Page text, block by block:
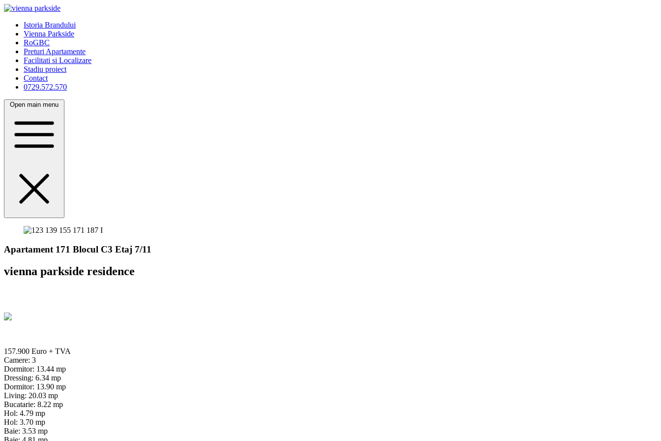
Istoria Brandului
Vienna Parkside
RoGBC
Preturi Apartamente
Facilitati si Localizare
Stadiu proiect
Contact
0729.572.570
Open main menu
Apartament 171 Blocul C3 Etaj 7/11
vienna parkside residence
157.900 Euro + TVA
Camere: 3
Dormitor: 13.44 mp
Dressing: 6.34 mp
Dormitor: 13.90 mp
Living: 20.03 mp
Bucatarie: 8.22 mp
Hol: 4.79 mp
Hol: 3.70 mp
Baie: 3.53 mp